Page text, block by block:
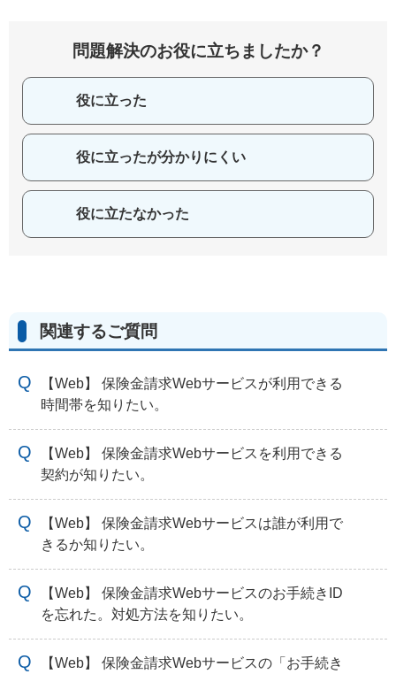
問題解決のお役に立ちましたか？
役に立った
役に立ったが分かりにくい
役に立たなかった
関連するご質問
【Web】 保険金請求Webサービスが利用できる
時間帯を知りたい。
【Web】 保険金請求Webサービスを利用できる
契約が知りたい。
【Web】 保険金請求Webサービスは誰が利用で
きるか知りたい。
【Web】 保険金請求Webサービスのお手続きID
を忘れた。対処方法を知りたい。
【Web】 保険金請求Webサービスの「お手続き